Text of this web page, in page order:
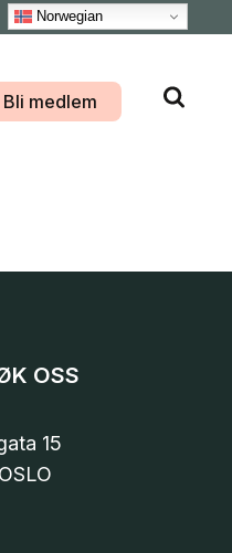
Norwegian
Bli medlem
OSS
15